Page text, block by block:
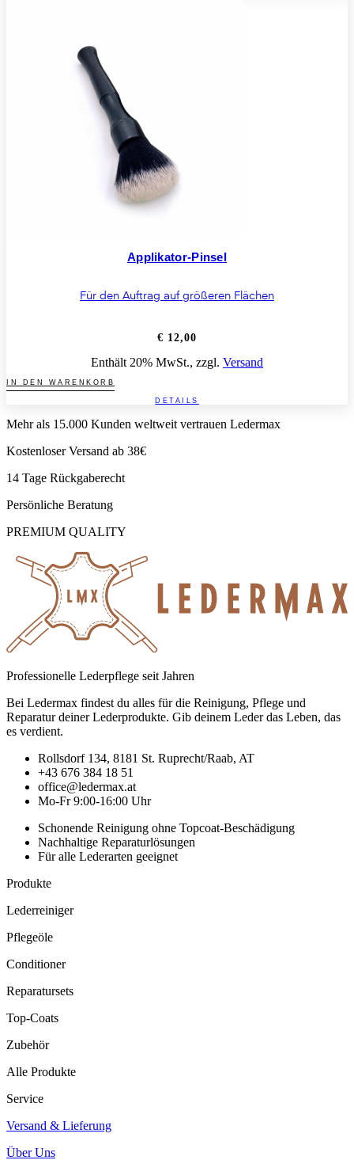
Applikator-Pinsel
Für den Auftrag auf größeren Flächen
€ 12,00
Enthält 20% MwSt., zzgl. Versand
IN DEN WARENKORB
DETAILS
Mehr als 15.000 Kunden weltweit vertrauen Ledermax
Kostenloser Versand ab 38€
14 Tage Rückgaberecht
Persönliche Beratung
PREMIUM QUALITY
Professionelle Lederpflege seit Jahren
Bei Ledermax findest du alles für die Reinigung, Pflege und
Reparatur deiner Lederprodukte. Gib deinem Leder das Leben, das
es verdient.
Rollsdorf 134, 8181 St. Ruprecht/Raab, AT
+43 676 384 18 51
office@ledermax.at
Mo-Fr 9:00-16:00 Uhr
Schonende Reinigung ohne Topcoat-Beschädigung
Nachhaltige Reparaturlösungen
Für alle Lederarten geeignet
Produkte
Lederreiniger
Pflegeöle
Conditioner
Reparatursets
Top-Coats
Zubehör
Alle Produkte
Service
Versand & Lieferung
Über Uns